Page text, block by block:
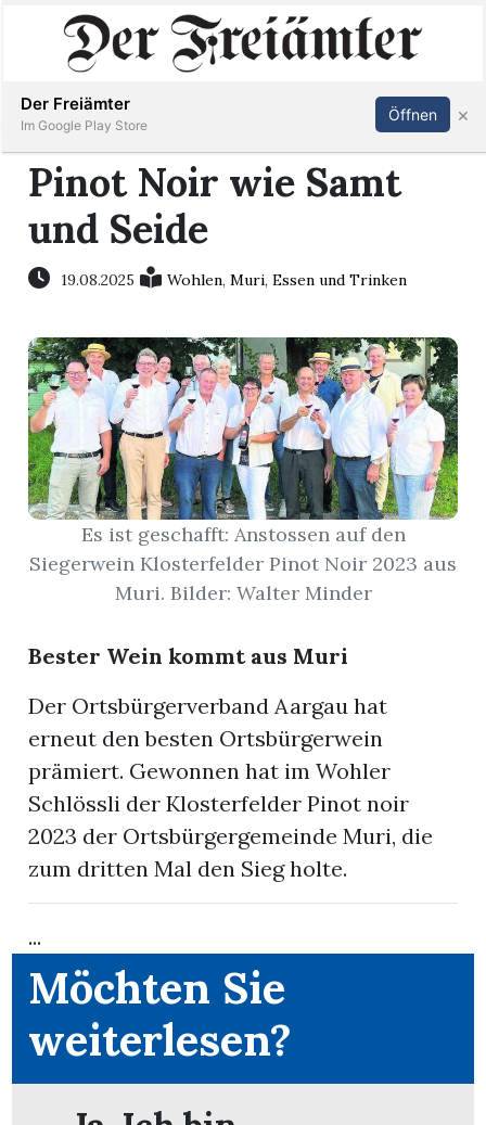
Immobilien
Veranstaltungen
Stellen
E-
Paper
Newsletter
App
Inserieren Abonnieren Anmelden
Pinot Noir wie Samt
und Seide
19.08.2025 Wohlen,Muri,Essen und Trinken
Es ist geschafft: Anstossen auf den
Siegerwein Klosterfelder Pinot Noir 2023 aus
Muri. Bilder: Walter Minder
Bester Wein kommt aus Muri
Der Ortsbürgerverband Aargau hat
erneut den besten Ortsbürgerwein
prämiert. Gewonnen hat im Wohler
Schlössli der Klosterfelder Pinot noir
2023 der Ortsbürgergemeinde Muri, die
zum dritten Mal den Sieg holte.
...
Möchten Sie
weiterlesen?
Der Freiämter
Im Google Play Store
Öffnen ×